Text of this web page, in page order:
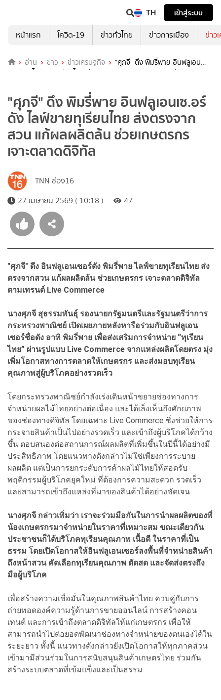
TH
เข้าสู่ระบบ
หน้าแรก
โควิด-19 ข่าวทั่วไทย ข่าวการเมือง ข่าว
อ่าน ข่าว ข่าวเศรษฐกิจ
"ศุภจี" ดึง พิมรี่พาย อินฟลูเอน
เซ.อร์ดัง ไลฟ์ขายทุเรียนไทย ส่งตรงจากสวน แก้ผลผลิตล้น ช่วยเกษตรกร
"ศุภจี" ดึง พิมรี่พาย อินฟลูเอนเซ.อร์
ดัง ไลฟ์ขายทุเรียนไทย ส่งตรงจาก
สวน แก้ผลผลิตล้น ช่วยเกษตรกร
เจาะตลาดดิจิทัล
TNN ช่อง16
27 เมษายน 2569 ( 10:18 )
47
"ศุภจี" ดึง อินฟลูเอนเซอร์ดัง พิมรี่พาย ไลฟ์ขายทุเรียนไทย ส่ง
ตรงจากสวน แก้ผลผลิตล้น ช่วยเกษตรกร เจาะตลาดดิจิทัล
ตามเทรนด์ Live Commerce
นางศุภจี สุธรรมพันธุ์ รองนายกรัฐมนตรีและรัฐมนตรีว่าการ
กระทรวงพาณิชย์ เปิดเผยภายหลังหารือร่วมกับอินฟลูเอน
เซอร์ชื่อดัง อาทิ พิมรี่พาย เพื่อส่งเสริมการจำหน่าย “ทุเรียน
ไทย” ผ่านรูปแบบ Live Commerce จากแหล่งผลิตโดยตรง มุ่ง
เพิ่มโอกาสทางการตลาดให้เกษตรกร และส่งมอบทุเรียน
คุณภาพสู่ผู้บริโภคอย่างรวดเร็ว
โดยกระทรวงพาณิชย์กำลังเร่งเดินหน้าขยายช่องทางการ
จำหน่ายผลไม้ไทยอย่างต่อเนื่อง และได้เล็งเห็นถึงศักยภาพ
ของช่องทางดิจิทัล โดยเฉพาะ Live Commerce ซึ่งช่วยให้การ
กระจายสินค้าเป็นไปอย่างรวดเร็ว และเข้าถึงผู้บริโภคได้กว้าง
ขึ้น ตอบสนองต่อสถานการณ์ผลผลิตที่เพิ่มขึ้นในปีนี้ได้อย่างมี
ประสิทธิภาพ โดยแนวทางดังกล่าวไม่ใช่เพียงการระบาย
ผลผลิต แต่เป็นการยกระดับการค้าผลไม้ไทยให้สอดรับ
พฤติกรรมผู้บริโภคยุคใหม่ ที่ต้องการความสะดวก รวดเร็ว
และสามารถเข้าถึงแหล่งที่มาของสินค้าได้อย่างชัดเจน
นางศุภจี กล่าวเพิ่มว่า เราจะร่วมมือกันในการนำผลผลิตของพี่
น้องเกษตรกรมาจำหน่ายในราคาที่เหมาะสม ขณะเดียวกัน
ประชาชนก็ได้บริโภคทุเรียนคุณภาพ เนื้อดี ในราคาที่เป็น
ธรรม โดยเปิดโอกาสให้อินฟลูเอนเซอร์ลงพื้นที่จำหน่ายสินค้า
ถึงหน้าสวน คัดเลือกทุเรียนคุณภาพ ตัดสด และจัดส่งตรงถึง
มือผู้บริโภค
เพื่อสร้างความเชื่อมั่นในคุณภาพสินค้าไทย ควบคู่กับการ
ถ่ายทอดองค์ความรู้ด้านการขายออนไลน์ การสร้างคอน
เทนต์ และการเข้าถึงตลาดดิจิทัลให้แก่เกษตรกร เพื่อให้
สามารถนำไปต่อยอดพัฒนาช่องทางจำหน่ายของตนเองได้ใน
ระยะยาว ทั้งนี้ แนวทางดังกล่าวยังเปิดโอกาสให้ทุกภาคส่วน
เข้ามามีส่วนร่วมในการสนับสนุนสินค้าเกษตรไทย ร่วมกัน
สร้างระบบตลาดที่เข้มแข็งและเป็นธรรม